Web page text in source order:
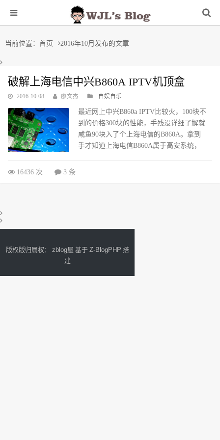
当前位置： 首页 2016年10月发布的文章
破解上海电信中兴B860A IPTV机顶盒
2016-10-08 廖文杰 自娱自乐
最近网上中兴B860a IPTV比较火，100块不
到的价格300块的性能，手残没详细了解就
咸鱼90块入了个上海电信的B860A。拿到
手才知道上海电信B860A属于高安系统，
16436 次 3 条
版权版归属权： zblog屋 基于 Z-BlogPHP 搭
建